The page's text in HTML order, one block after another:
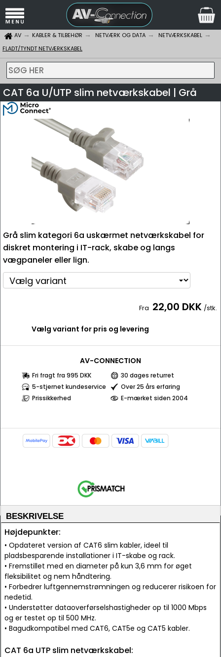
AV KABLER & TILBEHØR NETVÆRK OG DATA
NETVÆRKSKABEL
FLADT/TYNDT NETVÆRKSKABEL
SØG HER
CAT 6a U/UTP slim netværkskabel | Grå
Grå slim kategori 6a uskærmet netværkskabel for
diskret montering i IT-rack, skabe og langs
vægpaneler eller lign.
Fra 22,00 DKK /stk.
Vælg variant for pris og levering
AV-CONNECTION
Fri fragt fra 995 DKK
30 dages returret
5-stjernet kundeservice
Over 25 års erfaring
Prissikkerhed
E-mærket siden 2004
BESKRIVELSE
Højdepunkter:
• Opdateret version af CAT6 slim kabler, ideel til
pladsbesparende installationer i IT-skabe og rack.
• Fremstillet med en diameter på kun 3,6 mm for øget
fleksibilitet og nem håndtering.
• Forbedrer luftgennemstrømningen og reducerer risikoen for
nedetid.
• Understøtter dataoverførselshastigheder op til 1000 Mbps
og er testet op til 500 MHz.
• Bagudkompatibel med CAT6, CAT5e og CAT5 kabler.
CAT 6a UTP slim netværkskabel: